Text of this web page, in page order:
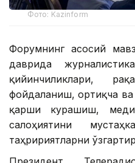
Фото: Kazinform
Форумнинг асосий
даврида
қийинчиликлари,
фойдаланиш, ортиқча
қарши курашиш,
салоҳиятини
таҳририятларни